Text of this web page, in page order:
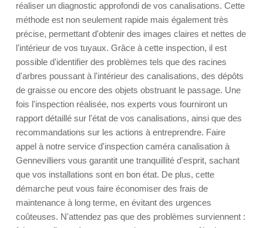
réaliser un diagnostic approfondi de vos canalisations. Cette
méthode est non seulement rapide mais également très
précise, permettant d'obtenir des images claires et nettes de
l'intérieur de vos tuyaux. Grâce à cette inspection, il est
possible d'identifier des problèmes tels que des racines
d'arbres poussant à l'intérieur des canalisations, des dépôts
de graisse ou encore des objets obstruant le passage. Une
fois l'inspection réalisée, nos experts vous fourniront un
rapport détaillé sur l'état de vos canalisations, ainsi que des
recommandations sur les actions à entreprendre. Faire
appel à notre service d'inspection caméra canalisation à
Gennevilliers vous garantit une tranquillité d'esprit, sachant
que vos installations sont en bon état. De plus, cette
démarche peut vous faire économiser des frais de
maintenance à long terme, en évitant des urgences
coûteuses. N'attendez pas que des problèmes surviennent :